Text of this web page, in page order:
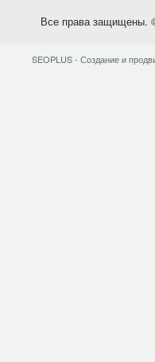
Все права защищены.
SEOPLUS -Создание и